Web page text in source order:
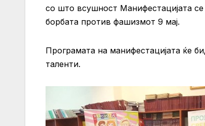
со што всушност Манифестацијата
борбата против фашизмот 9 мај.
Програмата на манифестацијата ќе
таленти.